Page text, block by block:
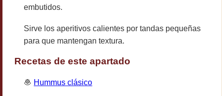
embutidos.
Sirve los aperitivos calientes por tandas pequeñas
para que mantengan textura.
Recetas de este apartado
🧆 Hummus clásico